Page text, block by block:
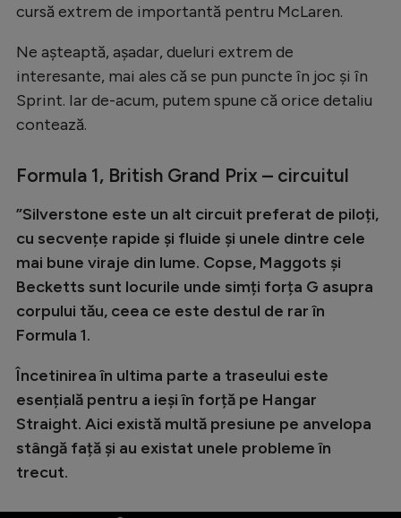
Auto
Rugby
Ciclism
Alte sporturi
JO 2026
cursă extrem de importantă pentru McLaren.
Ne așteaptă, așadar, dueluri extrem de
interesante, mai ales că se pun puncte în joc și în
Sprint. Iar de-acum, putem spune că orice detaliu
contează.
Formula 1, British Grand Prix – circuitul
”Silverstone este un alt circuit preferat de piloți,
cu secvențe rapide și fluide și unele dintre cele
mai bune viraje din lume. Copse, Maggots și
Becketts sunt locurile unde simți forța G asupra
corpului tău, ceea ce este destul de rar în
Formula 1.
Încetinirea în ultima parte a traseului este
esențială pentru a ieși în forță pe Hangar
Straight. Aici există multă presiune pe anvelopa
stângă față și au existat unele probleme în
trecut.